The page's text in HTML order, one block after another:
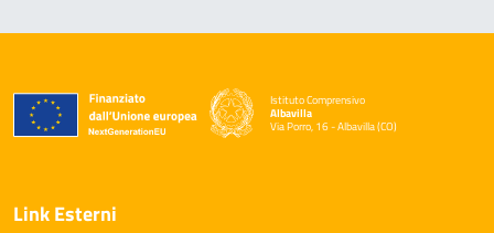
Istituto Comprensivo
Albavilla
Via Porro, 16 - Albavilla (CO)
— Visita la pagina iniziale della scuola
Link Esterni